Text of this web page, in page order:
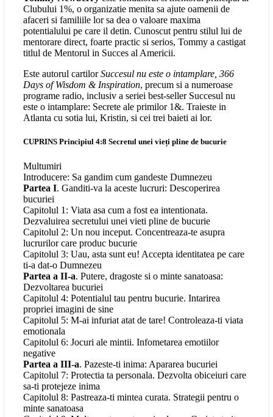
Clubului 1%, o organizatie menita sa ajute oamenii de
afaceri si familiile lor sa dea o valoare maxima
potentialului pe care il detin. Cunoscut pentru stilul lui de
mentorare direct, foarte practic si serios, Tommy a castigat
titlul de Mentorul in Succes al Americii.
Este autorul cartilorSuccesul nu este o intamplare, 366
Days of Wisdom & Inspiration, precum si a numeroase
programe radio, inclusiv a seriei best-seller Succesul nu
este o intamplare: Secrete ale primilor 1&. Traieste in
Atlanta cu sotia lui, Kristin, si cei trei baieti ai lor.
CUPRINS Principiul 4:8 Secretul unei vieți pline de bucurie
Multumiri
Introducere: Sa gandim cum gandeste Dumnezeu
Partea I. Ganditi-va la aceste lucruri: Descoperirea
bucuriei
Capitolul 1: Viata asa cum a fost ea intentionata.
Dezvaluirea secretului unei vieti pline de bucurie
Capitolul 2: Un nou inceput. Concentreaza-te asupra
lucrurilor care produc bucurie
Capitolul 3: Uau, asta sunt eu! Accepta identitatea pe care
ti-a dat-o Dumnezeu
Partea a II-a. Putere, dragoste si o minte sanatoasa:
Dezvoltarea bucuriei
Capitolul 4: Potentialul tau pentru bucurie. Intarirea
propriei imagini de sine
Capitolul 5: M-ai infuriat atat de tare! Controleaza-ti viata
emotionala
Capitolul 6: Jocuri ale mintii. Infometarea emotiilor
negative
Partea a III-a. Pazeste-ti inima: Apararea bucuriei
Capitolul 7: Protectia ta personala. Dezvolta obiceiuri care
sa-ti protejeze inima
Capitolul 8: Pastreaza-ti mintea curata. Strategii pentru o
minte sanatoasa